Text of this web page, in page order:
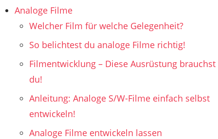
Analoge Filme
Welcher Film für welche Gelegenheit?
So belichtest du analoge Filme richtig!
Filmentwicklung – Diese Ausrüstung brauchst
du!
Anleitung: Analoge S/W-Filme einfach selbst
entwickeln!
Analoge Filme entwickeln lassen